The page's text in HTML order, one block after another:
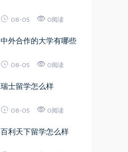
08-05 0阅读
中外合作的大学有哪些
08-05 0阅读
瑞士留学怎么样
08-05 0阅读
百利天下留学怎么样